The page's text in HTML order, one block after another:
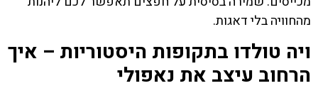
מהחוויה בלי דאגות.
ויה טולדו בתקופות היסטוריות – איך
הרחוב עיצב את נאפולי